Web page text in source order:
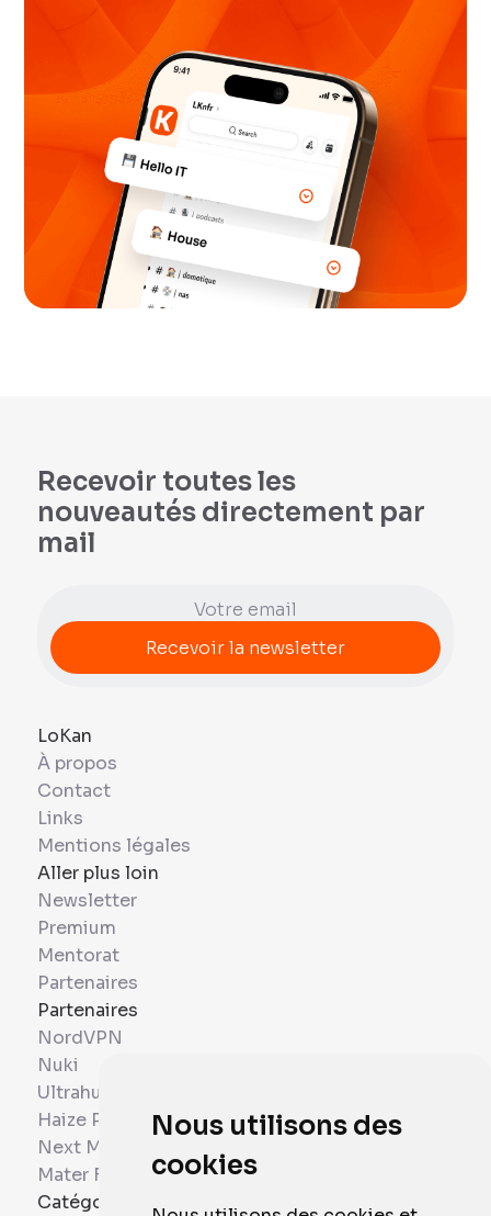
Nous utilisons des
cookies
Recevoir toutes les
nouveautés directement par
mail
LoKan
À propos
Contact
Links
Mentions légales
Aller plus loin
Newsletter
Premium
Mentorat
Partenaires
Partenaires
NordVPN
Nuki
Ultrahuman
Haize Project
Next Mobiles
Mater France
Catégories